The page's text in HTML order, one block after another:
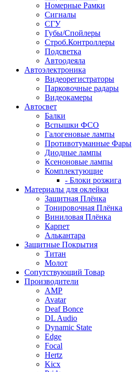
Номерные Рамки
Сигналы
СГУ
Губы/Спойлеры
Строб.Контроллеры
Подсветка
Автоодеяла
Автоэлектроника
Видеорегистраторы
Парковочные радары
Видеокамеры
Автосвет
Балки
Вспышки ФСО
Галогеновые лампы
Противотуманные Фары
Диодные лампы
Ксеноновые лампы
Комплектующие
- Блоки розжига
Материалы для оклейки
Защитная Плёнка
Тонировочная Плёнка
Виниловая Плёнка
Карпет
Алькантара
Защитные Покрытия
Титан
Молот
Сопутствующий Товар
Производители
AMP
Avatar
Deaf Bonce
DL Audio
Dynamic State
Edge
Focal
Hertz
Kicx